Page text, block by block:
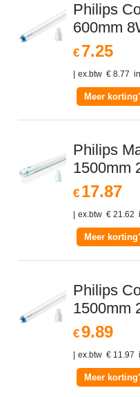
Philips
600mm
€ 7.25
ex.btw € 8.77
Meer
Philips
1500mm
€ 17.87
ex.btw € 21.62
Meer
Philips
1500mm
€9.89
ex.btw € 11.97
Meer